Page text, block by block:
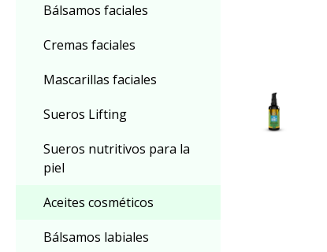
Bálsamos faciales
Cremas faciales
Mascarillas faciales
Sueros Lifting
Sueros nutritivos para la
piel
Aceites cosméticos
Bálsamos labiales